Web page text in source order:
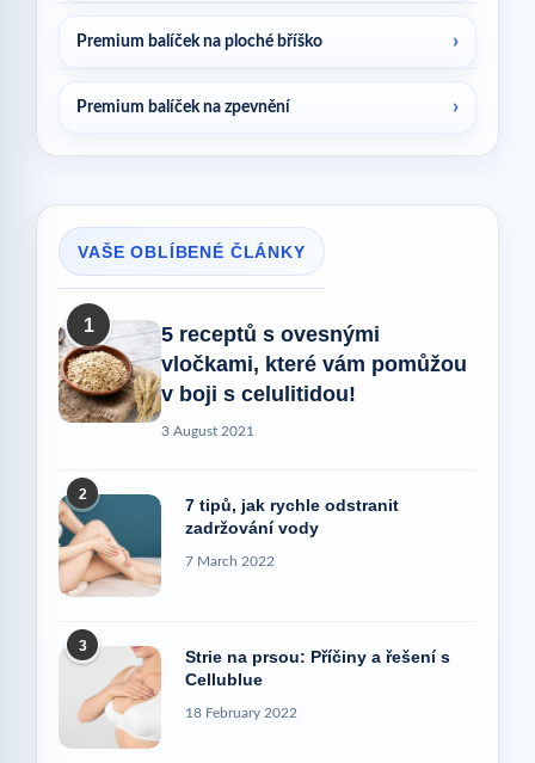
Premium balíček na ploché bříško
Premium balíček na zpevnění
VAŠE OBLÍBENÉ ČLÁNKY
1
5 receptů s ovesnými
vločkami, které vám pomůžou
v boji s celulitidou!
3 August 2021
2
7 tipů, jak rychle odstranit
zadržování vody
7 March 2022
3
Strie na prsou: Příčiny a řešení s
Cellublue
18 February 2022